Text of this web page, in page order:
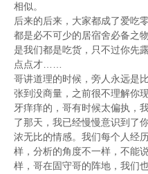
相似。
后来的后来，大家都成了爱吃
都是必不可少的居宿舍必备之
是我们都是吃货，只不过你先
点点才……
哥讲道理的时候，旁人永远是
张到没商量，之前很不理解你
牙痒痒的，哥有时候太偏执，
了那天，我已经慢慢意识到了
浓无比的情感。我们每个人经
样，分析的角度不一样，不能
样，哥在固守哥的阵地，我们